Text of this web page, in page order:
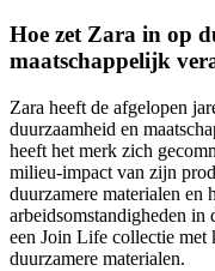
Hoe zet Zara in op
maatschappelijk
Zara heeft de afgelopen
duurzaamheid en
heeft het merk zich
milieu-impact van zijn
duurzamere materialen en
arbeidsomstandigheden in
een Join Life collectie met
duurzamere materialen.